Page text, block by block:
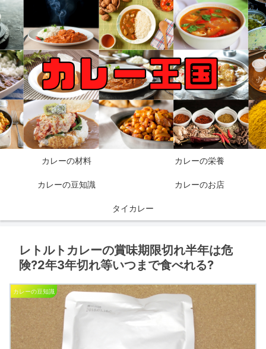
カレーの材料 カレーの栄養
カレーの豆知識 カレーのお店
タイカレー
レトルトカレーの賞味期限切れ半年は危
険?2年3年切れ等いつまで食べれる?
カレーの豆知識